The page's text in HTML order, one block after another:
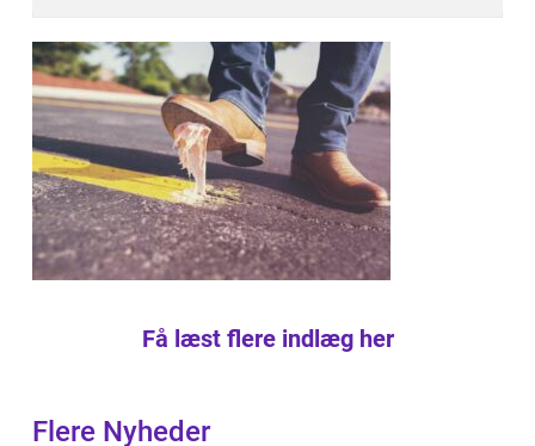
Få læst flere indlæg her
Flere Nyheder